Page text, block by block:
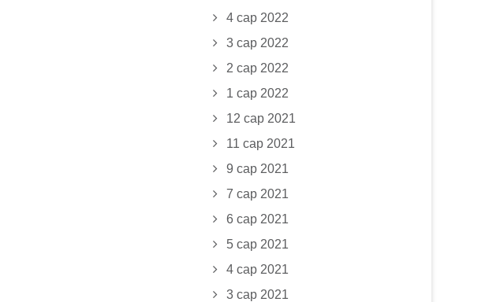
4 сар 2022
3 сар 2022
2 сар 2022
1 сар 2022
12 сар 2021
11 сар 2021
9 сар 2021
7 сар 2021
6 сар 2021
5 сар 2021
4 сар 2021
3 сар 2021